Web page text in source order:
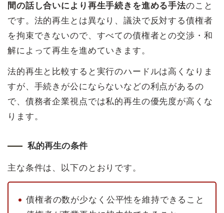
間の話し合いにより再生手続きを進める手法のこと
です。法的再生とは異なり、議決で反対する債権者
を拘束できないので、すべての債権者との交渉・和
解によって再生を進めていきます。
法的再生と比較すると実行のハードルは高くなりま
すが、手続きが公にならないなどの利点があるの
で、債務者企業視点では私的再生の優先度が高くな
ります。
私的再生の条件
主な条件は、以下のとおりです。
債権者の数が少なく公平性を維持できること